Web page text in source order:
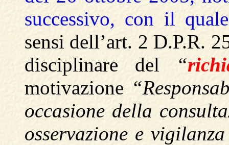
successivo, con il
sensi dell’art. 2 D.P.R.
disciplinare del
“
motivazione
occasione della
osservazione e